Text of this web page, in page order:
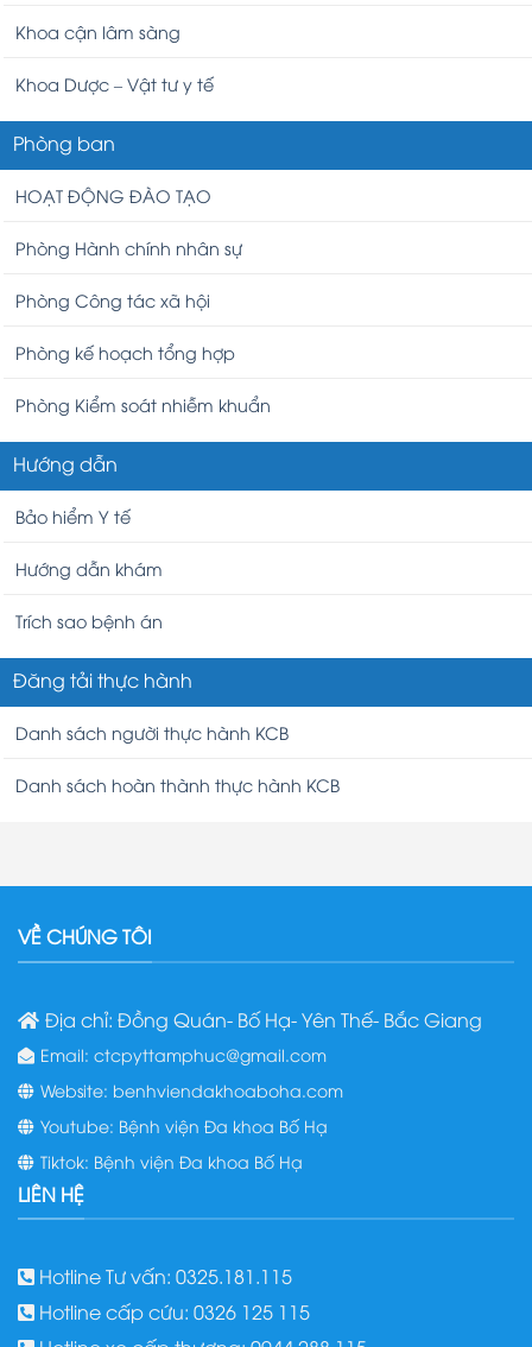
Khoa cận lâm sàng
Khoa Dược – Vật tư y tế
Phòng ban
HOẠT ĐỘNG ĐÀO TẠO
Phòng Hành chính nhân sự
Phòng Công tác xã hội
Phòng kế hoạch tổng hợp
Phòng Kiểm soát nhiễm khuẩn
Hướng dẫn
Bảo hiểm Y tế
Hướng dẫn khám
Trích sao bệnh án
Đăng tải thực hành
Danh sách người thực hành KCB
Danh sách hoàn thành thực hành KCB
VỀ CHÚNG TÔI
Địa chỉ: Đồng Quán- Bố Hạ- Yên Thế- Bắc Giang
Email: ctcpyttamphuc@gmail.com
Website: benhviendakhoaboha.com
Youtube: Bệnh viện Đa khoa Bố Hạ
Tiktok: Bệnh viện Đa khoa Bố Hạ
LIÊN HỆ
Hotline Tư vấn: 0325.181.115
Hotline cấp cứu: 0326 125 115